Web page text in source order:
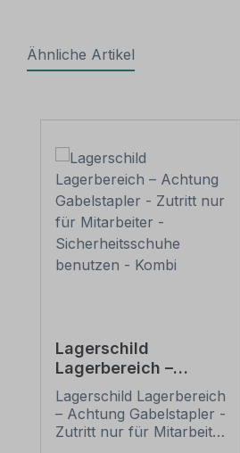
Ähnliche Artikel
Lagerschild
Lagerbereich –
Achtung
Gabelstapler - Zutritt
nur für Mitarbeiter -
Lagerschild Lagerbereich
– Achtung Gabelstapler -
Zutritt nur für Mitarbeiter